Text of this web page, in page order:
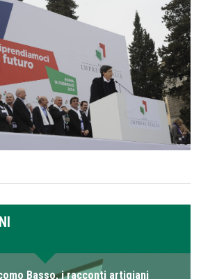
Basso, i racconti artigiani